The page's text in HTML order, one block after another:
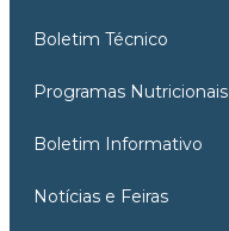
Boletim Técnico
Programas Nutricionais
Boletim Informativo
Notícias e Feiras